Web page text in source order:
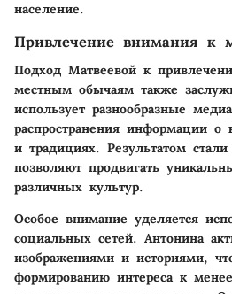
население.
Привлечение внимания к
Подход Матвеевой к
местным обычаям также
использует разнообразные
распространения информации о
и традициях. Результатом
позволяют продвигать
различных культур.
Особое внимание уделяется
социальных сетей. Антонина
изображениями и историями,
формированию интереса к